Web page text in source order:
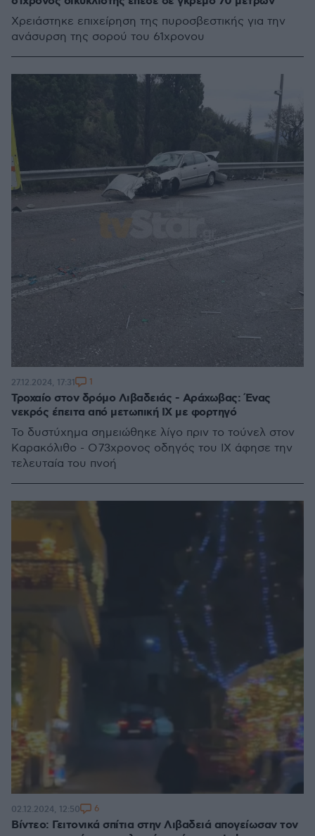
Χρειάστηκε επιχείρηση της πυροσβεστικής για την
ανάσυρση της σορού του 61χρονου
Τροχαίο στον δρόμο Λιβαδειάς - Αράχωβας: Ένας
νεκρός έπειτα από μετωπική ΙΧ με φορτηγό
Το δυστύχημα σημειώθηκε λίγο πριν το τούνελ στον
Καρακόλιθο - Ο 73χρονος οδηγός του ΙΧ άφησε την
τελευταία του πνοή
27.12.2024, 17:31 1
Βίντεο: Γειτονικά σπίτια στην Λιβαδειά απογείωσαν τον
02.12.2024, 12:50 6